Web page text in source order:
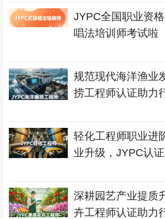
JYPC全国职业资
唱法培训师考试啦
规范现代海洋渔业
捞工程师认证助力
轻化工程师职业进
业升级，JYPC认
深耕园艺产业提质
卉工程师认证助力